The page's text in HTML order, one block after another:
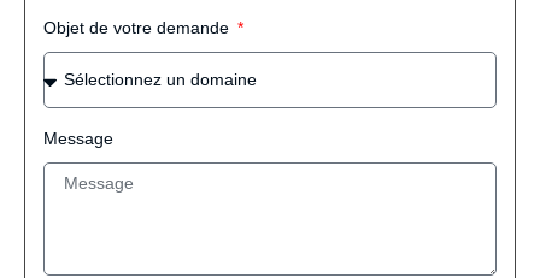
Objet de votre demande
Message